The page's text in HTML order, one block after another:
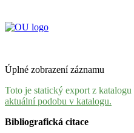
Úplné zobrazení záznamu
Toto je statický export z katalogu
aktuální podobu v katalogu.
Bibliografická citace